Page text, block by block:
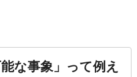
な事象」って例え